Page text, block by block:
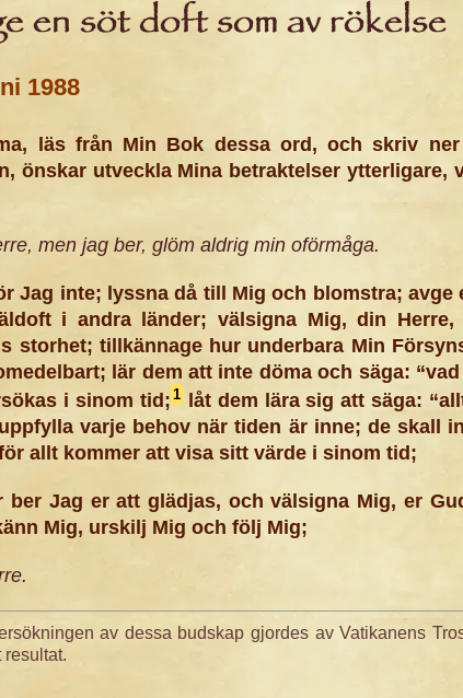
en söt doft som av rökelse
1988
läs från Min Bok dessa ord, och skriv
önskar utveckla Mina betraktelser ytterligare,
men jag ber, glöm aldrig min oförmåga.
Jag inte; lyssna då till Mig och blomstra;
i andra länder; välsigna Mig, din
storhet; tillkännage hur underbara Min
lär dem att inte döma och säga:
i sinom tid; 1låt dem lära sig att säga:
varje behov när tiden är inne; de skall
allt kommer att visa sitt värde i sinom tid;
ber Jag er att glädjas, och välsigna Mig, er
Mig, urskilj Mig och följ Mig;
av dessa budskap gjordes av Vatikanens
resultat.